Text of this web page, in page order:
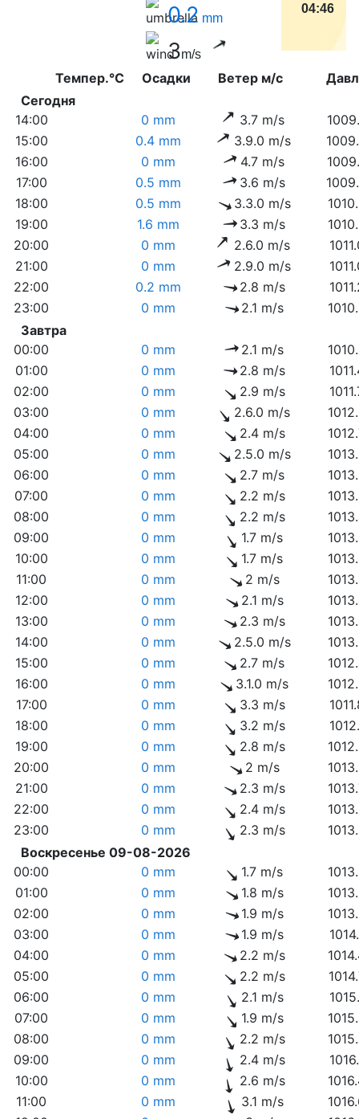
0.2 mm
3m/s
04:46
Темпер.°C Осадки Ветер м/с
Сегодня
14:00
0 mm 3.7 m/s
15:00
0.4 mm 3.9.0 m/s
16:00
0 mm 4.7 m/s
17:00
0.5 mm 3.6 m/s
18:00
0.5 mm 3.3.0 m/s
19:00
1.6 mm 3.3 m/s
20:00
0 mm 2.6.0 m/s
21:00
0 mm 2.9.0 m/s
22:00
0.2 mm 2.8 m/s
23:00
0 mm 2.1 m/s
Завтра
00:00
0 mm 2.1 m/s
01:00
0 mm 2.8 m/s
02:00
0 mm 2.9 m/s
03:00
0 mm 2.6.0 m/s
04:00
0 mm 2.4 m/s
05:00
0 mm 2.5.0 m/s
06:00
0 mm 2.7 m/s
07:00
0 mm 2.2 m/s
08:00
0 mm 2.2 m/s
09:00
0 mm 1.7 m/s
10:00
0 mm 1.7 m/s
11:00
0 mm 2 m/s
12:00
0 mm 2.1 m/s
13:00
0 mm 2.3 m/s
14:00
0 mm 2.5.0 m/s
15:00
0 mm 2.7 m/s
16:00
0 mm 3.1.0 m/s
17:00
0 mm 3.3 m/s
18:00
0 mm 3.2 m/s
19:00
0 mm 2.8 m/s
20:00
0 mm 2 m/s
21:00
0 mm 2.3 m/s
22:00
0 mm 2.4 m/s
23:00
0 mm 2.3 m/s
Воскресенье 09-08-2026
00:00
0 mm 1.7 m/s
01:00
0 mm 1.8 m/s
02:00
0 mm 1.9 m/s
03:00
0 mm 1.9 m/s
04:00
0 mm 2.2 m/s
05:00
0 mm 2.2 m/s
06:00
0 mm 2.1 m/s
07:00
0 mm 1.9 m/s
08:00
0 mm 2.2 m/s
09:00
0 mm 2.4 m/s
10:00
0 mm 2.6 m/s
11:00
0 mm 3.1 m/s